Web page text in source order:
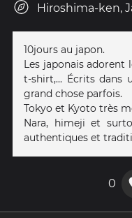
Hiroshima-ken,
10jours au japon.
Les japonais adorent
t-shirt,... Écrits dans
grand chose parfois.
Tokyo et Kyoto très
Nara, himeji et
authentiques et
0